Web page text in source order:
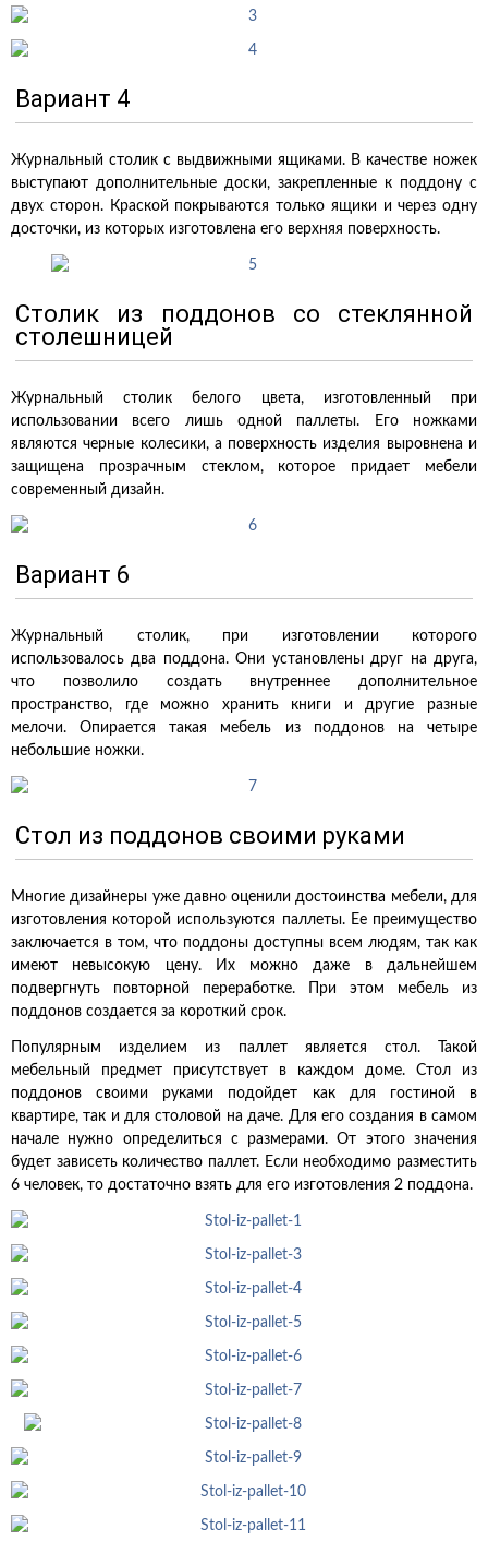
Вариант 4
Журнальный столик с выдвижными ящиками. В качестве ножек
выступают дополнительные доски, закрепленные к поддону с
двух сторон. Краской покрываются только ящики и через одну
досточки, из которых изготовлена его верхняя поверхность.
Столик из поддонов со стеклянной
столешницей
Журнальный столик белого цвета, изготовленный при
использовании всего лишь одной паллеты. Его ножками
являются черные колесики, а поверхность изделия выровнена и
защищена прозрачным стеклом, которое придает мебели
современный дизайн.
Вариант 6
Журнальный столик, при изготовлении которого
использовалось два поддона. Они установлены друг на друга,
что позволило создать внутреннее дополнительное
пространство, где можно хранить книги и другие разные
мелочи. Опирается такая мебель из поддонов на четыре
небольшие ножки.
Стол из поддонов своими руками
Многие дизайнеры уже давно оценили достоинства мебели, для
изготовления которой используются паллеты. Ее преимущество
заключается в том, что поддоны доступны всем людям, так как
имеют невысокую цену. Их можно даже в дальнейшем
подвергнуть повторной переработке. При этом мебель из
поддонов создается за короткий срок.
Популярным изделием из паллет является стол. Такой
мебельный предмет присутствует в каждом доме. Стол из
поддонов своими руками подойдет как для гостиной в
квартире, так и для столовой на даче. Для его создания в самом
начале нужно определиться с размерами. От этого значения
будет зависеть количество паллет. Если необходимо разместить
6 человек, то достаточно взять для его изготовления 2 поддона.